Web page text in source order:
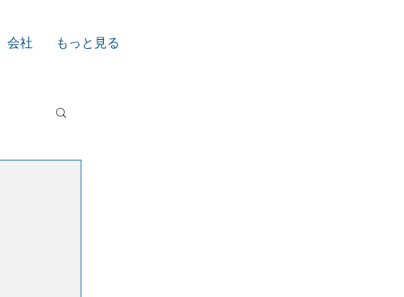
会社 もっと見る